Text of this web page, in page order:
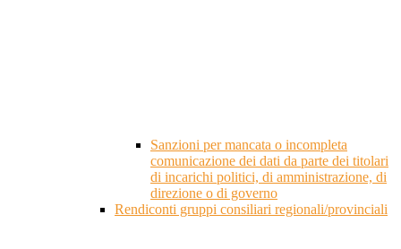
Sanzioni per mancata o incompleta
comunicazione dei dati da parte dei titolari
di incarichi politici, di amministrazione, di
direzione o di governo
Rendiconti gruppi consiliari regionali/provinciali